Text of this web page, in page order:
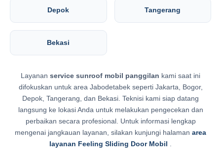
Depok Tangerang
Bekasi
Layanan service sunroof mobil panggilan kami saat ini
difokuskan untuk area Jabodetabek seperti Jakarta, Bogor,
Depok, Tangerang, dan Bekasi. Teknisi kami siap datang
langsung ke lokasi Anda untuk melakukan pengecekan dan
perbaikan secara profesional. Untuk informasi lengkap
mengenai jangkauan layanan, silakan kunjungi halaman area
layanan Feeling Sliding Door Mobil